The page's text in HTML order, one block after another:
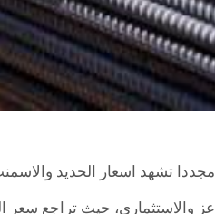
مجددا تشهد اسعار الحديد